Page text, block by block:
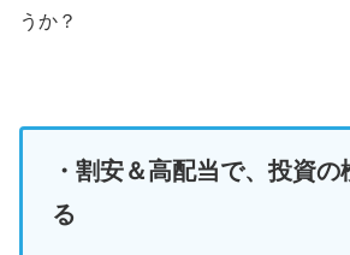
うか？
・割安＆高配当で、投資
る